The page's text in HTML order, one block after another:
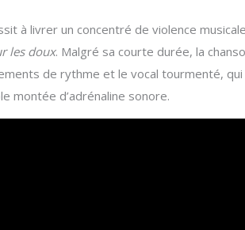
à livrer un concentré de violence musicale
les doux. Malgré sa courte durée, la
de rythme et le vocal tourmenté, qui
montée d’adrénaline sonore.